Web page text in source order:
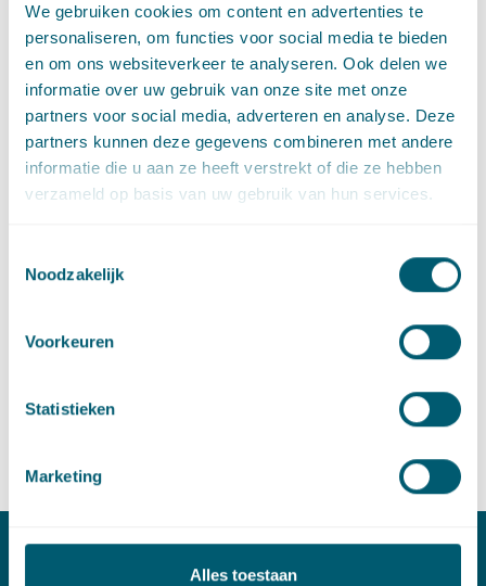
We gebruiken cookies om content en advertenties te
personaliseren, om functies voor social media te bieden
en om ons websiteverkeer te analyseren. Ook delen we
informatie over uw gebruik van onze site met onze
partners voor social media, adverteren en analyse. Deze
partners kunnen deze gegevens combineren met andere
informatie die u aan ze heeft verstrekt of die ze hebben
verzameld op basis van uw gebruik van hun services.
Noodzakelijk
Voorkeuren
Statistieken
Marketing
Alles toestaan
omdat de gebieden aan de andere kant worden begrensd door
scheepvaartroutes en andere belemmeringen.
Het aanwijzen van de strook binnen de 12-mijlszone verloopt
via de “Rijksstructuurvisie Windenergie op Zee Aanvulling
gebied Hollandse Kust”. Deze structuurvisie vormt een partiële
herziening van het Nationaal Waterplan 2016-2021. Ter
voorbereiding op de Rijksstructuurvisie wordt een planMER
afbakening van het planMER en geeft aan welke milieu-